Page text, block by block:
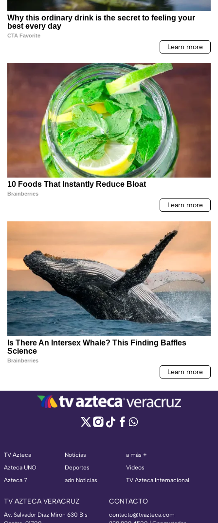
TV Azteca
Azteca UNO
Azteca 7
Noticias
Deportes
adn Noticias
a más +
Videos
TV Azteca Internacional
TV AZTECA VERACRUZ
Av. Salvador Díaz Mirón 630 Bis
CONTACTO
contacto@tvazteca.com